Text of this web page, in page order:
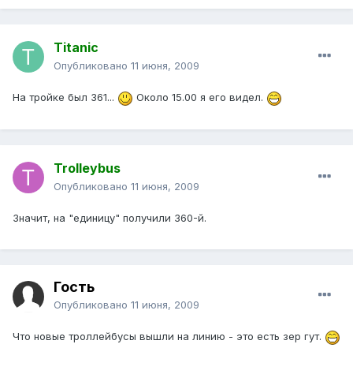
Titanic
Опубликовано 11 июня, 2009
На тройке был 361... Около 15.00 я его видел.
Trolleybus
Опубликовано 11 июня, 2009
Значит, на "единицу" получили 360-й.
Гость
Опубликовано 11 июня, 2009
Что новые троллейбусы вышли на линию - это есть зер гут.